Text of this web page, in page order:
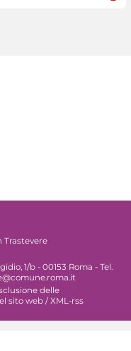
Trastevere
1/b - 00153 Roma - Tel.
delle
sito web / XML-rss